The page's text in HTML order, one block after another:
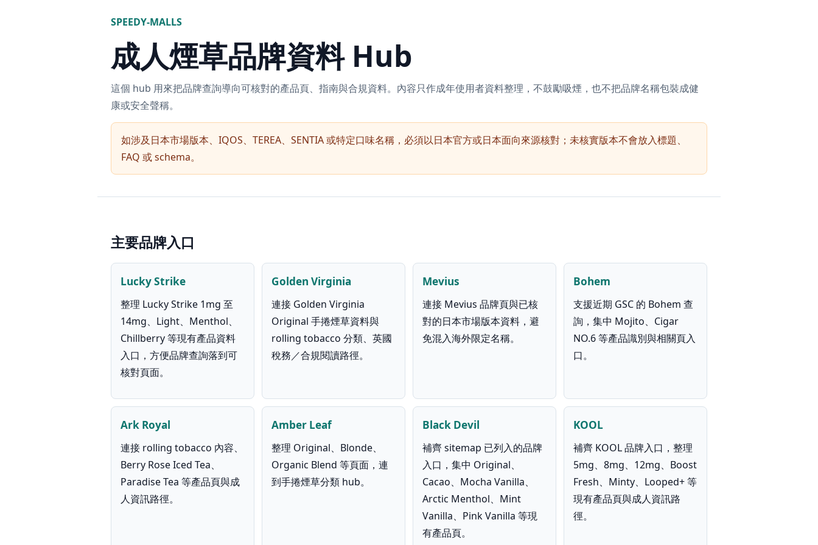
SPEEDY-MALLS
成人煙草品牌資料 Hub
這個 hub 用來把品牌查詢導向可核對的產品頁、指南與合規資料。內容只作成年使用者資料整理，不鼓勵吸煙，也不把品牌名稱包裝成健
康或安全聲稱。
如涉及日本市場版本、IQOS、TEREA、SENTIA 或特定口味名稱，必須以日本官方或日本面向來源核對；未核實版本不會放入標題、
FAQ 或 schema。
主要品牌入口
Lucky Strike
整理 Lucky Strike 1mg 至
14mg、Light、Menthol、
Chillberry 等現有產品資料
入口，方便品牌查詢落到可
核對頁面。
Golden Virginia
連接 Golden Virginia
Original 手捲煙草資料與
rolling tobacco 分類、英國
稅務／合規閱讀路徑。
Mevius
連接 Mevius 品牌頁與已核
對的日本市場版本資料，避
免混入海外限定名稱。
Bohem
支援近期 GSC 的 Bohem 查
詢，集中 Mojito、Cigar
NO.6 等產品識別與相關頁入
口。
Ark Royal
連接 rolling tobacco 內容、
Berry Rose Iced Tea、
Paradise Tea 等產品頁與成
人資訊路徑。
Amber Leaf
整理 Original、Blonde、
Organic Blend 等頁面，連
到手捲煙草分類 hub。
Black Devil
補齊 sitemap 已列入的品牌
入口，集中 Original、
Cacao、Mocha Vanilla、
Arctic Menthol、Mint
Vanilla、Pink Vanilla 等現
有產品頁。
KOOL
補齊 KOOL 品牌入口，整理
5mg、8mg、12mg、Boost
Fresh、Minty、Looped+ 等
現有產品頁與成人資訊路
徑。